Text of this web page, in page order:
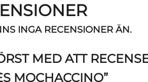
INGA RECENSIONER ÄN.
MED ATT
MOCHACCINO”